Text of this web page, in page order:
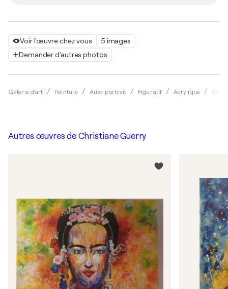
Voir l'œuvre chez vous
5 images
Demander d'autres photos
Galerie d'art Peinture Auto-portrait Figuratif Acrylique
Autres œuvres de Christiane Guerry